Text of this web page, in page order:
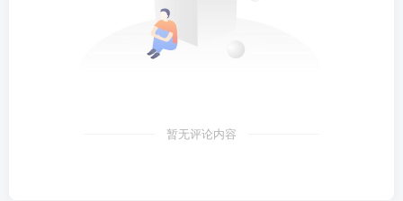
暂无评论内容